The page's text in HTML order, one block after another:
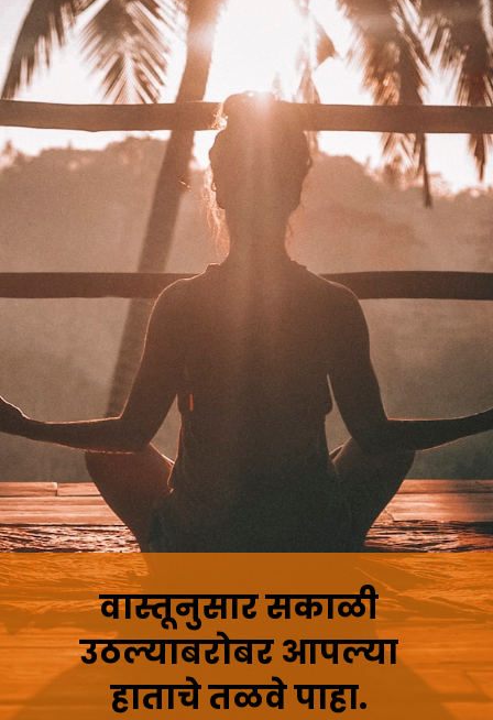
वास्तूनुसार सकाळी
उठल्याबरोबर आपल्या
हाताचे तळवे पाहा.